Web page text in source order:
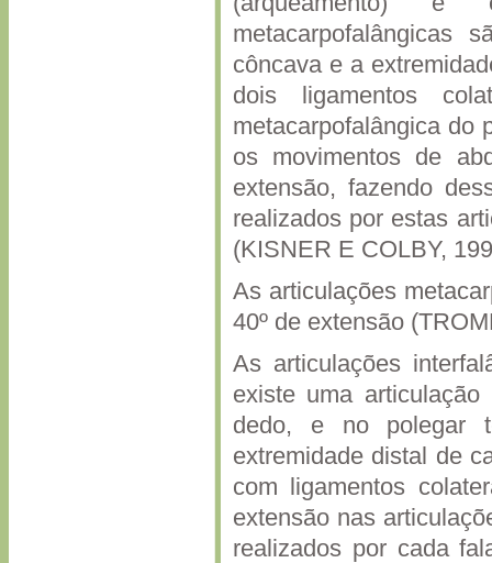
metacarpofalângicas
côncava e a
dois ligamentos
metacarpofalângica do
os movimentos de
extensão, fazendo
realizados por estas
(KISNER E COLBY,
As articulações
40º de extensão
As articulações
existe uma
dedo, e no polegar
extremidade distal de
com ligamentos
extensão nas
realizados por cada